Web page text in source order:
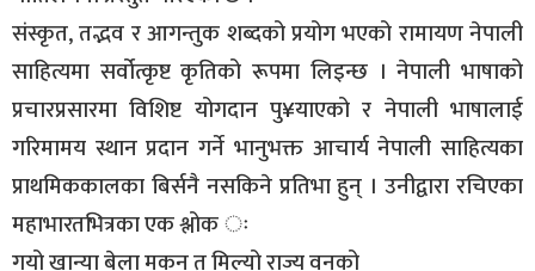
संस्कृत, तद्भव र आगन्तुक शब्दको प्रयोग भएको रामायण नेपाली
साहित्यमा सर्वोत्कृष्ट कृतिको रूपमा लिइन्छ । नेपाली भाषाको
प्रचारप्रसारमा विशिष्ट योगदान पु¥याएको र नेपाली भाषालाई
गरिमामय स्थान प्रदान गर्ने भानुभक्त आचार्य नेपाली साहित्यका
प्राथमिककालका बिर्सनै नसकिने प्रतिभा हुन् । उनीद्वारा रचिएका
महाभारतभित्रका एक श्लोक ः